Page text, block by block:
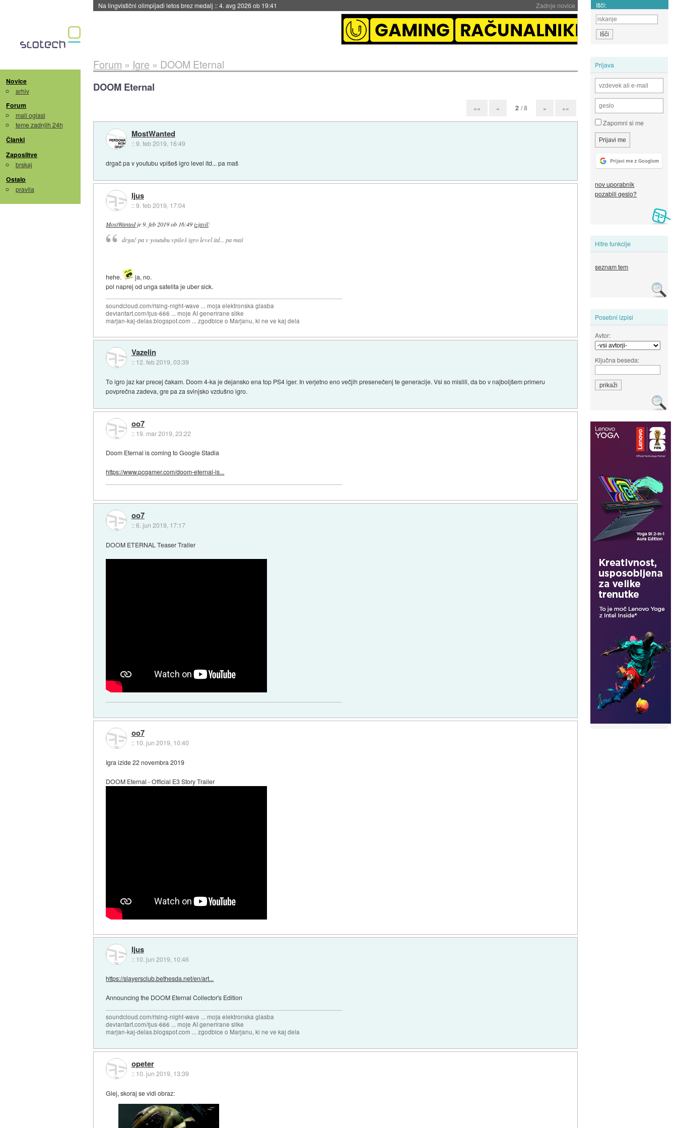
Zadnje novice
Na lingvistični olimpijadi letos brez medalj ::4. avg 2026 ob 19:41 Išči:
Novice
arhiv
Forum
mali oglasi
teme zadnjih 24h
Članki
Zaposlitve
brskaj
Ostalo
pravila
Prijava
Zapomni si me
nov uporabnik
pozabili geslo?
Hitre funkcije
seznam tem
Posebni izpisi
Avtor:
Ključna beseda:
Forum » Igre » DOOM Eternal
DOOM Eternal
«« « 2 / 8 » »»
MostWanted
::9. feb 2019, 16:49
drgač pa v youtubu vpišeš igro level itd... pa maš
Ijus
::9. feb 2019, 17:04
MostWantedje9. feb 2019 ob 16:49 izjavil:
drgač pa v youtubu vpišeš igro level itd... pa maš
hehe.
ja, no.
pol naprej od unga satelita je uber sick.
soundcloud.com/rising-night-wave ... moja elektronska glasba
deviantart.com/ijus-666 ... moje AI generirane slike
marjan-kaj-delas.blogspot.com ... zgodbice o Marjanu, ki ne ve kaj dela
Vazelin
:: 12. feb 2019, 03:39
To igro jaz kar precej čakam. Doom 4-ka je dejansko ena top PS4 iger. In verjetno eno večjih presenečenj te generacije. Vsi so mislili, da bo v najboljšem primeru
povprečna zadeva, gre pa za svinjsko vzdušno igro.
oo7
:: 19. mar 2019, 23:22
Doom Eternal is coming to Google Stadia
https://www.pcgamer.com/doom-eternal-is...
oo7
::6. jun 2019, 17:17
DOOM ETERNAL Teaser Trailer
oo7
:: 10. jun 2019, 10:40
Igra izide 22 novembra 2019
DOOM Eternal - Official E3 Story Trailer
Ijus
:: 10. jun 2019, 10:46
https://slayersclub.bethesda.net/en/art...
Announcing the DOOM Eternal Collector's Edition
soundcloud.com/rising-night-wave ... moja elektronska glasba
deviantart.com/ijus-666 ... moje AI generirane slike
marjan-kaj-delas.blogspot.com ... zgodbice o Marjanu, ki ne ve kaj dela
opeter
:: 10. jun 2019, 13:39
Glej, skoraj se vidi obraz: